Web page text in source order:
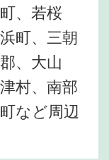
、若桜
町、三朝
、大山
村、南部
など周辺